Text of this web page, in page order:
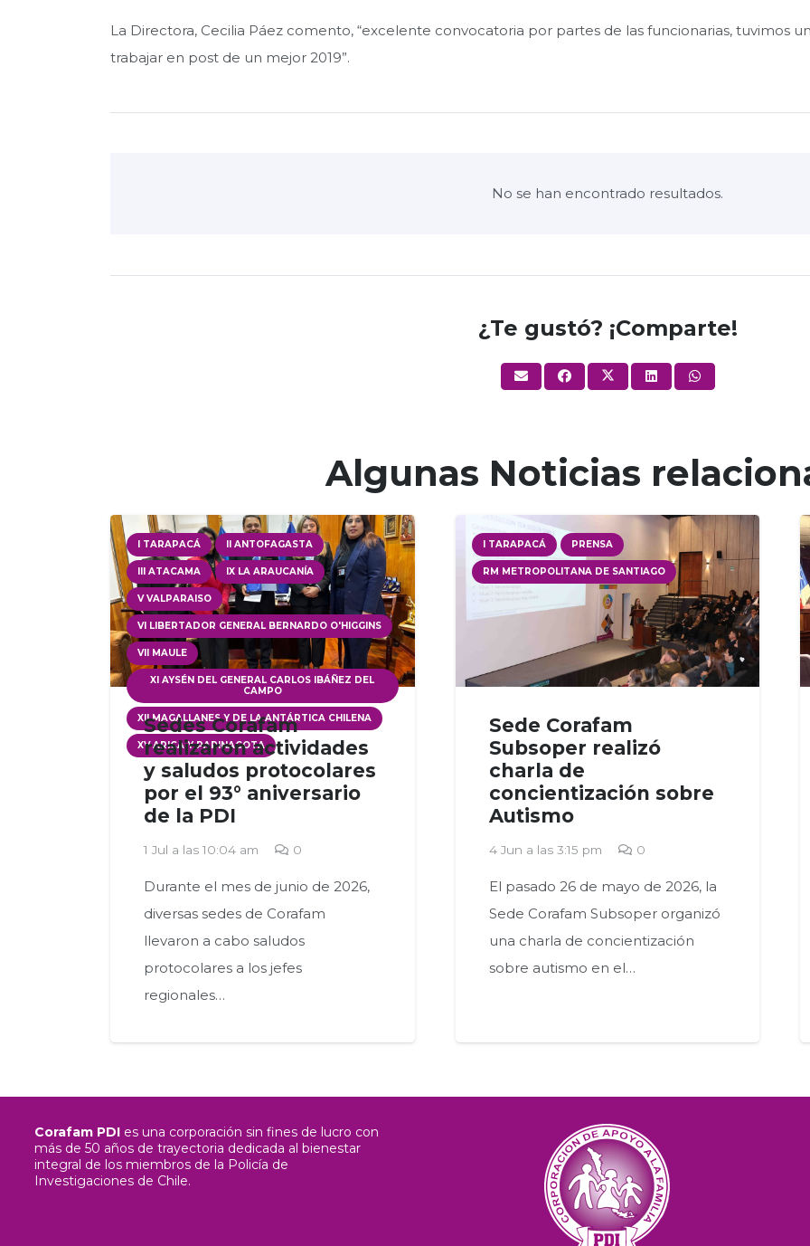
La Directora, Cecilia Páez comento, “excelente convocatoria por partes de las funcionarias, tuvimos
trabajar en post de un mejor 2019”.
No se han encontrado resultados.
¿Te gustó? ¡Comparte!
Algunas Noticias
I TARAPACÁ II ANTOFAGASTA
III ATACAMA IX LA ARAUCANÍA
V VALPARAISO
VI LIBERTADOR GENERAL BERNARDO O'HIGGINS
VII MAULE
XI AYSÉN DEL GENERAL CARLOS IBÁÑEZ DEL
CAMPO
XII MAGALLANES Y DE LA ANTÁRTICA CHILENA
XV ARICA Y PARINACOTA
Sedes Corafam
realizaron actividades
y saludos protocolares
por el 93° aniversario
de la PDI
1 Jul a las 10:04 am 0
Durante el mes de junio de 2026,
diversas sedes de Corafam
llevaron a cabo saludos
protocolares a los jefes
regionales…
I TARAPACÁ PRENSA
RM METROPOLITANA DE SANTIAGO
Sede Corafam
Subsoper realizó
charla de
concientización sobre
Autismo
4 Jun a las 3:15 pm 0
El pasado 26 de mayo de 2026, la
Sede Corafam Subsoper organizó
una charla de concientización
sobre autismo en el…
Corafam PDIes una corporación sin fines de lucro con
más de 50 años de trayectoria dedicada al bienestar
integral de los miembros de la Policía de
Investigaciones de Chile.